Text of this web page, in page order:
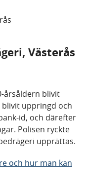
Västerås
årsåldern blivit
uppringd och
id, och därefter
Polisen ryckte
upprättas.
och hur man kan